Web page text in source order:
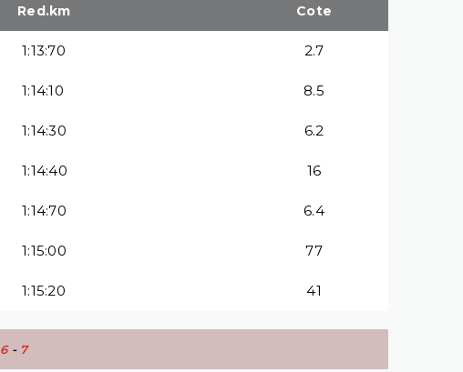
Red.km Cote
1:13:70 2.7
1:14:10 8.5
1:14:30 6.2
1:14:40 16
1:14:70 6.4
1:15:00 77
1:15:20 41
6- 7